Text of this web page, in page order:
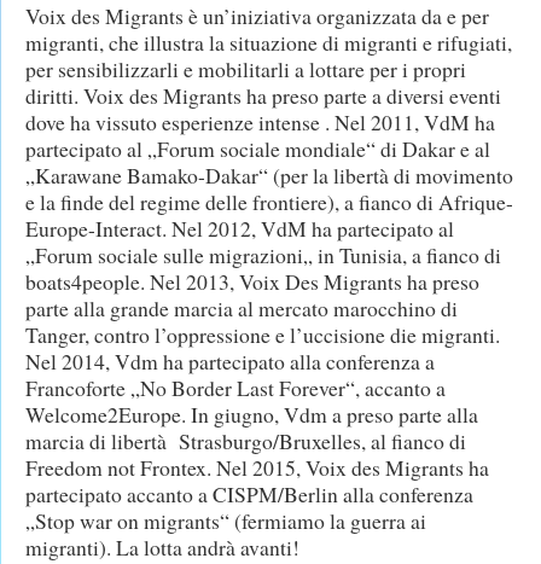
Voix des Migrants è un’iniziativa organizzata da e per
migranti, che illustra la situazione di migranti e rifugiati,
per sensibilizzarli e mobilitarli a lottare per i propri
diritti. Voix des Migrants ha preso parte a diversi eventi
dove ha vissuto esperienze intense . Nel 2011, VdM ha
partecipato al „Forum sociale mondiale“ di Dakar e al
„Karawane Bamako-Dakar“ (per la libertà di movimento
e la finde del regime delle frontiere), a fianco di Afrique-
Europe-Interact. Nel 2012, VdM ha partecipato al
„Forum sociale sulle migrazioni„ in Tunisia, a fianco di
boats4people. Nel 2013, Voix Des Migrants ha preso
parte alla grande marcia al mercato marocchino di
Tanger, contro l’oppressione e l’uccisione die migranti.
Nel 2014, Vdm ha partecipato alla conferenza a
Francoforte „No Border Last Forever“, accanto a
Welcome2Europe. In giugno, Vdm a preso parte alla
marcia di libertà Strasburgo/Bruxelles, al fianco di
Freedom not Frontex. Nel 2015, Voix des Migrants ha
partecipato accanto a CISPM/Berlin alla conferenza
„Stop war on migrants“ (fermiamo la guerra ai
migranti). La lotta andrà avanti!